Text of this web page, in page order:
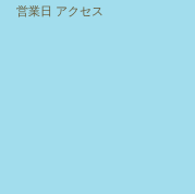
営業日 アクセス